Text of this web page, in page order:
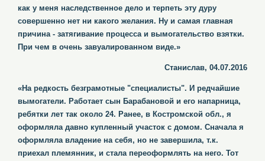
как у меня наследственное дело и терпеть эту дуру
совершенно нет ни какого желания. Ну и самая главная
причина - затягивание процесса и вымогательство взятки.
При чем в очень завуалированном виде.»
Станислав, 04.07.2016
«На редкость безграмотные "специалисты". И редчайшие
вымогатели. Работает сын Барабановой и его напарница,
ребятки лет так около 24. Ранее, в Костромской обл., я
оформляла давно купленный участок с домом. Сначала я
оформляла владение на себя, но не завершила, т.к.
приехал племянник, и стала переоформлять на него. Тот